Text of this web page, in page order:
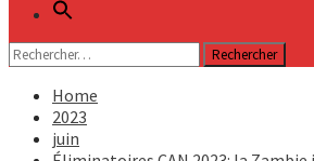
Rechercher :
Home
2023
juin